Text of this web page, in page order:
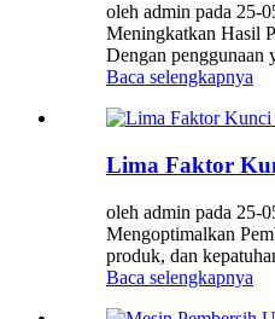
oleh admin pada 25-
Meningkatkan Hasil
Dengan penggunaan
Baca selengkapnya
Lima Faktor
oleh admin pada 25-
Mengoptimalkan
produk, dan
Baca selengkapnya